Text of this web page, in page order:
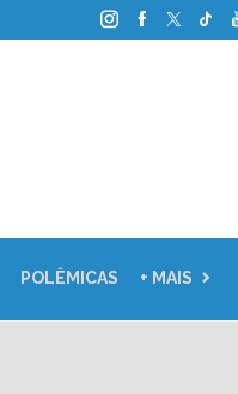
POLÊMICAS + MAIS